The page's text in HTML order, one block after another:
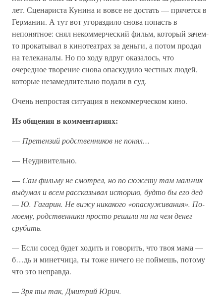
лет. Сценариста Кунина и вовсе не достать — прячется в
Германии. А тут вот угораздило снова попасть в
непонятное: снял некоммерческий фильм, который зачем-
то прокатывал в кинотеатрах за деньги, а потом продал
на телеканалы. Но по ходу вдруг оказалось, что
очередное творение снова опаскудило честных людей,
которые незамедлительно подали в суд.
Очень непростая ситуация в некоммерческом кино.
Из общения в комментариях:
— Претензий родственников не понял…
— Неудивительно.
— Сам фильму не смотрел, но по сюжету там мальчик
выдумал и всем рассказывал историю, будто бы его дед
— Ю. Гагарин. Не вижу никакого «опаскуживания». По-
моему, родственники просто решили ни на чем денег
срубить.
—Если сосед будет ходить и говорить, что твоя мама —
б…дь и минетчица, ты тоже ничего не поймешь, потому
что это неправда.
— Зря ты так, Дмитрий Юрич.